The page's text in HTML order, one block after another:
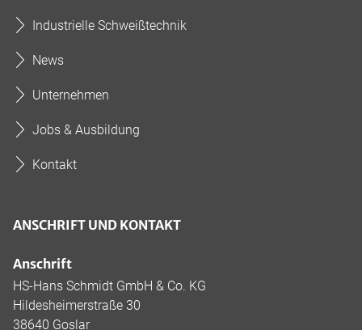
Industrielle Schweißtechnik
News
Unternehmen
Jobs & Ausbildung
Kontakt
ANSCHRIFT UND KONTAKT
Anschrift
HS-Hans Schmidt GmbH & Co. KG
Hildesheimerstraße 30
38640 Goslar